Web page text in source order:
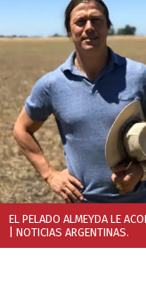
EL PELADO ALMEYDA LE
| NOTICIAS ARGENTINAS.